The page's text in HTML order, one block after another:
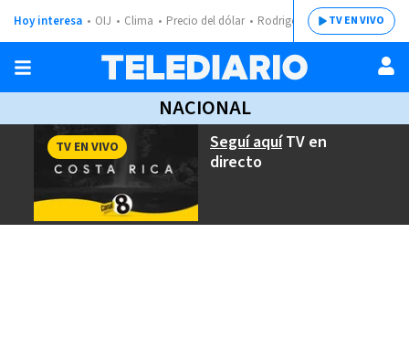
Hoy interesa OIJ Clima Precio del dólar Rodrigo ChavesTV EN VIVO
NACIONAL
Seguí aquíTV en
directo
TV EN VIVO